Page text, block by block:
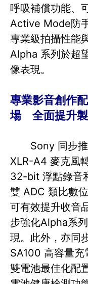
呼吸補償功能、
Active Mode防
專業級拍攝性能
Alpha 系列於超
像表現。
專業影音創作
場 全面提升製
Sony 同步推
XLR-A4 麥克風
32-bit 浮點錄音
雙 ADC 類比數
可有效提升收音
步強化Alpha系
現。此外，亦同
SA100 高容量
雙電池最佳化配